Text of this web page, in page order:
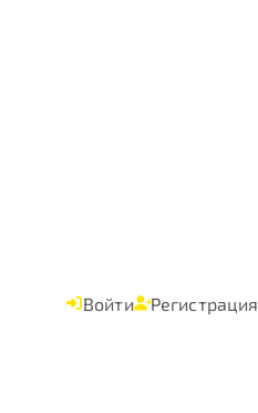
Войти Регистрация